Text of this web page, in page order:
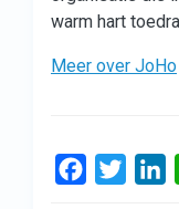
warm hart
Meer over JoHo
FacebookTwitter